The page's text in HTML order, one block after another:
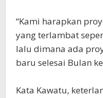
“Kami harapkan
yang terlambat
lalu dimana ada
baru selesai Bulan
Kata Kawatu,